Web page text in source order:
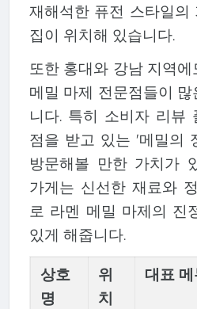
재해석한 퓨전 스타일의
집이 위치해 있습니다.
또한 홍대와 강남 지역
메밀 마제 전문점들이
니다. 특히 소비자 리뷰
점을 받고 있는 '메밀의
방문해볼 만한 가치가
가게는 신선한 재료와
로 라멘 메밀 마제의 진
있게 해줍니다.
상호
명
위
치
대표